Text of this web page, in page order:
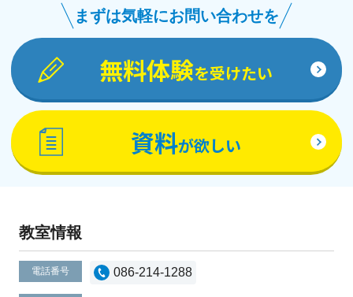
まずは気軽にお問い合わせを
無料体験を受けたい
資料が欲しい
教室情報
電話番号 086-214-1288